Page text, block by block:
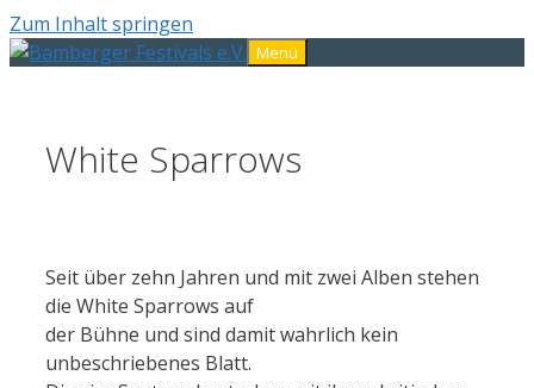
Zum Inhalt springen
Menü
White Sparrows
Seit über zehn Jahren und mit zwei Alben stehen
die White Sparrows auf
der Bühne und sind damit wahrlich kein
unbeschriebenes Blatt.